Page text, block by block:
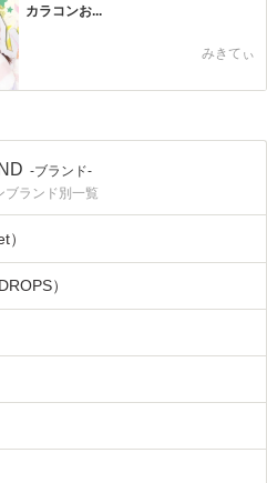
カラコンお...
みきてぃ
-ブランド-
ブランド別一覧
）